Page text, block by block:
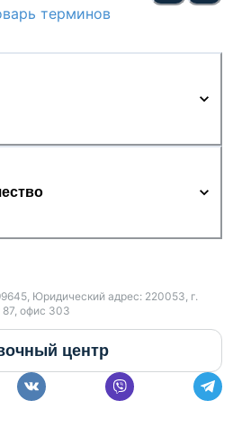
терминов
Юридический адрес: 220053, г.
87, офис 303
центр